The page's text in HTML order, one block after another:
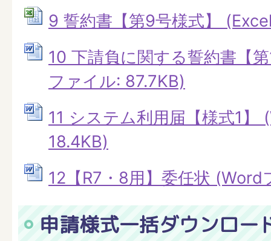
9 誓約書【第9号様式】
10 下請負に関する誓約書【
ファイル: 87.7KB)
11 システム利用届【様式1】
18.4KB)
12【R7・8用】委任状 (Word
申請様式一括ダウンロー